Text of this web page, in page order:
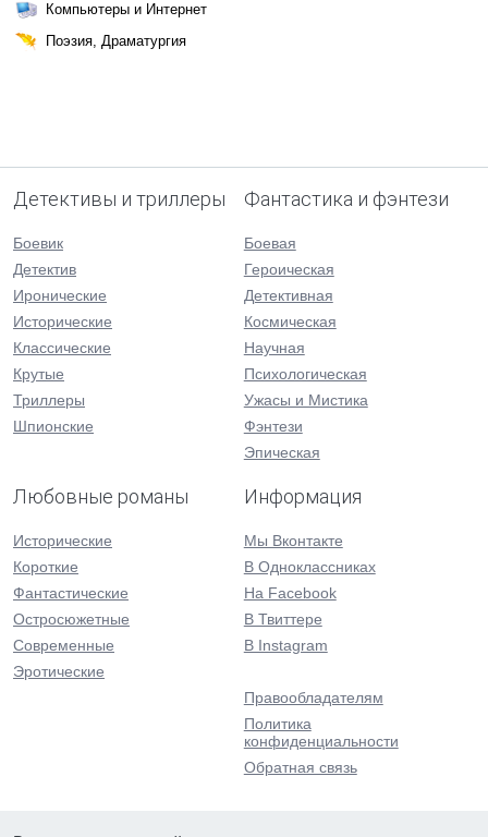
Компьютеры и Интернет
Поэзия, Драматургия
Детективы и триллеры
Боевик
Детектив
Иронические
Исторические
Классические
Крутые
Триллеры
Шпионские
Фантастика и фэнтези
Боевая
Героическая
Детективная
Космическая
Научная
Психологическая
Ужасы и Мистика
Фэнтези
Эпическая
Любовные романы
Исторические
Короткие
Фантастические
Остросюжетные
Современные
Эротические
Информация
Мы Вконтакте
В Одноклассниках
На Facebook
В Твиттере
В Instagram
Правообладателям
Политика
конфиденциальности
Обратная связь